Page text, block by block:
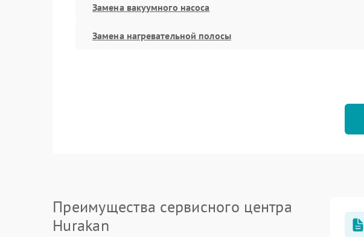
Замена вакуумного насоса
Замена нагревательной полосы
Преимущества сервисного центра
Hurakan